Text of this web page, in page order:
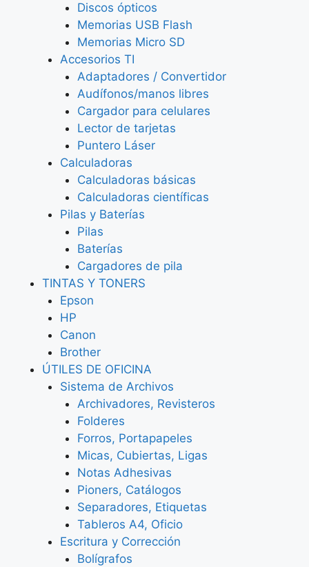
Discos ópticos
Memorias USB Flash
Memorias Micro SD
Accesorios TI
Adaptadores / Convertidor
Audífonos/manos libres
Cargador para celulares
Lector de tarjetas
Puntero Láser
Calculadoras
Calculadoras básicas
Calculadoras científicas
Pilas y Baterías
Pilas
Baterías
Cargadores de pila
TINTAS Y TONERS
Epson
HP
Canon
Brother
ÚTILES DE OFICINA
Sistema de Archivos
Archivadores, Revisteros
Folderes
Forros, Portapapeles
Micas, Cubiertas, Ligas
Notas Adhesivas
Pioners, Catálogos
Separadores, Etiquetas
Tableros A4, Oficio
Escritura y Corrección
Bolígrafos